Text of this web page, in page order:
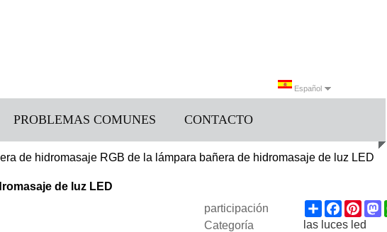
Español
PROBLEMAS COMUNES CONTACTO
de hidromasaje RGB de la lámpara bañera de hidromasaje de luz LED
de luz LED
participación
Share
Categoría
las luces led